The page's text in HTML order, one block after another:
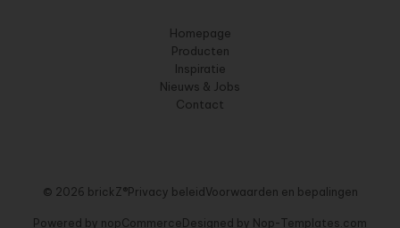
Homepage
Producten
Inspiratie
Nieuws & Jobs
Contact
© 2026 brickZ®Privacy beleid Voorwaarden en bepalingen
Powered by nopCommerce Designed by Nop-Templates.com